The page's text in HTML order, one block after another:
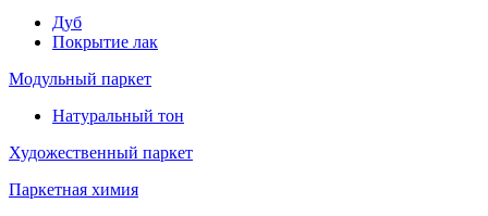
Дуб
Покрытие лак
Модульный паркет
Натуральный тон
Художественный паркет
Паркетная химия